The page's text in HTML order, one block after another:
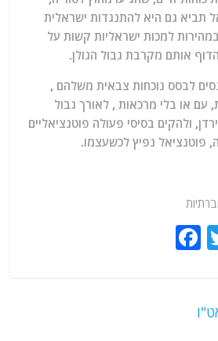
תביא גם היא להתנגדות ישראלית
למכות ישראליות קשות על
אותם מקרבת גבול הגולן.
לבסס נוכחות צבאית משלהם ,
עם או בלי מרכאות , לאורך גבול
ולהקים בסיסי פעולה פוטנציאליים
T
er